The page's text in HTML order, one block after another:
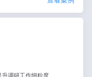
调研工作细粒度